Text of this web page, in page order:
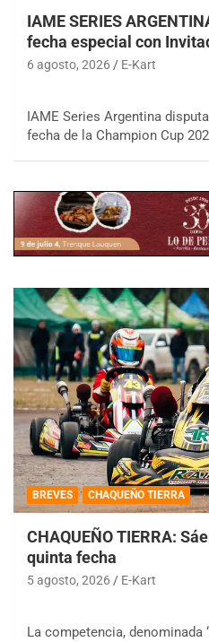
IAME SERIES
fecha especial con
6 agosto, 2026 E-Kart
IAME Series Argentina
fecha de la Champion Cup
BREVES CHAQUEÑO TIERRA
CHAQUEÑO TIERRA:
quinta fecha
5 agosto, 2026 E-Kart
La competencia, denominada